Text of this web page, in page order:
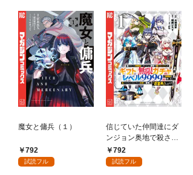
魔女と傭兵（１）
792
試読フル
信じていた仲間達にダ
ンジョン奥地で殺され
かけたがギフト『無限
ガチャ』でレベル９９
792
試読フル